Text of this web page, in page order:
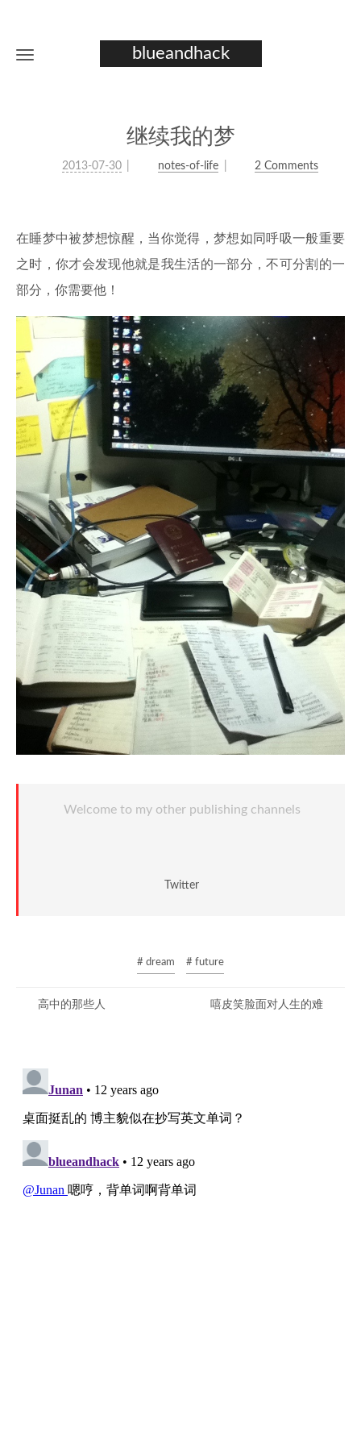
blueandhack
继续我的梦
2013-07-30 notes-of-life 2 Comments
在睡梦中被梦想惊醒，当你觉得，梦想如同呼吸一般重要
之时，你才会发现他就是我生活的一部分，不可分割的一
部分，你需要他！
Welcome to my other publishing channels
Twitter
# dream # future
高中的那些人 嘻皮笑脸面对人生的难